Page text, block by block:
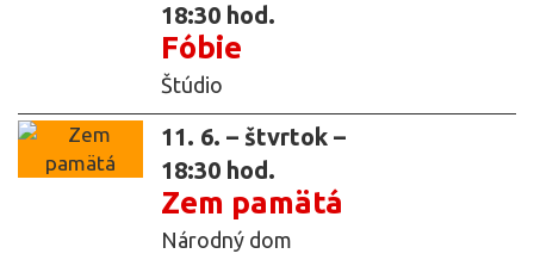
18:30 hod.
Fóbie
Štúdio
11. 6. – štvrtok –
18:30 hod.
Zem pamätá
Národný dom